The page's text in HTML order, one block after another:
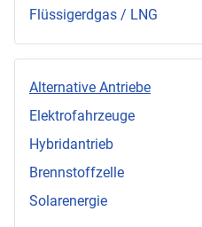
Flüssigerdgas / LNG
Alternative Antriebe
Elektrofahrzeuge
Hybridantrieb
Brennstoffzelle
Solarenergie